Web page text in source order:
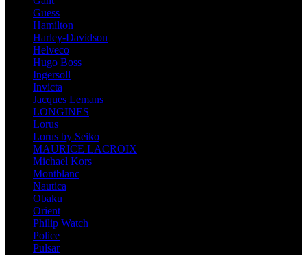
Guess
Hamilton
Harley-Davidson
Helveco
Hugo Boss
Ingersoll
Invicta
Jacques Lemans
LONGINES
Lorus
Lorus by Seiko
MAURICE LACROIX
Michael Kors
Montblanc
Nautica
Obaku
Orient
Philip Watch
Police
Pulsar